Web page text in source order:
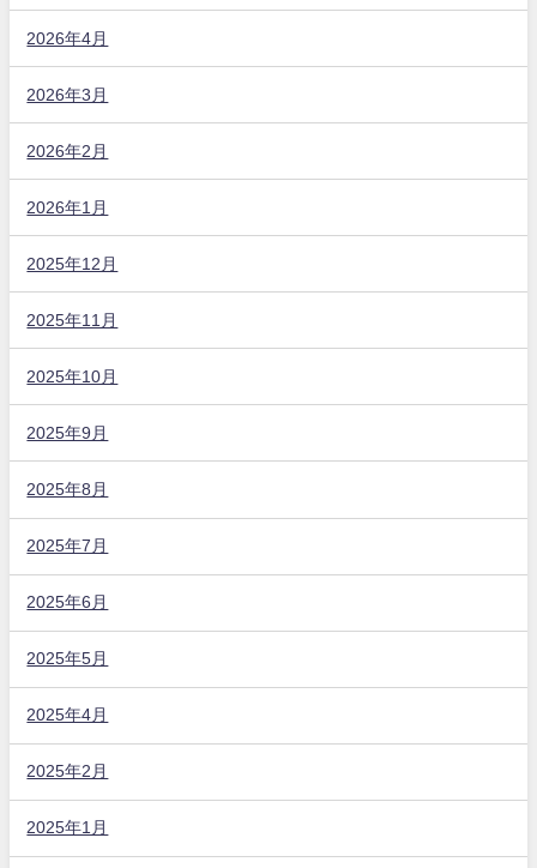
2026年4月
2026年3月
2026年2月
2026年1月
2025年12月
2025年11月
2025年10月
2025年9月
2025年8月
2025年7月
2025年6月
2025年5月
2025年4月
2025年2月
2025年1月